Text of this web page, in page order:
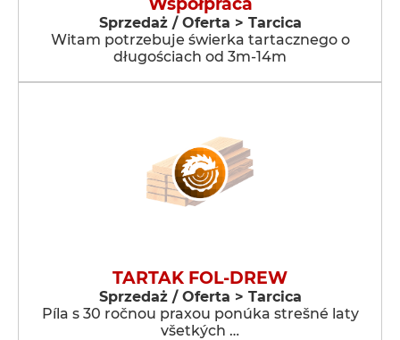
Sprzedaż / Oferta > Tarcica
Witam potrzebuje świerka tartacznego o
długościach od 3m-14m
TARTAK FOL-DREW
Sprzedaż / Oferta > Tarcica
Píla s 30 ročnou praxou ponúka strešné laty
všetkých …